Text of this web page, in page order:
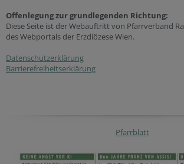
Offenlegung zur grundlegenden Richtung:
Diese Seite ist der Webauftritt von Pfarrverband
des Webportals der Erzdiözese Wien.
Datenschutzerklärung
Barrierefreiheitserklärung
Pfarrblatt